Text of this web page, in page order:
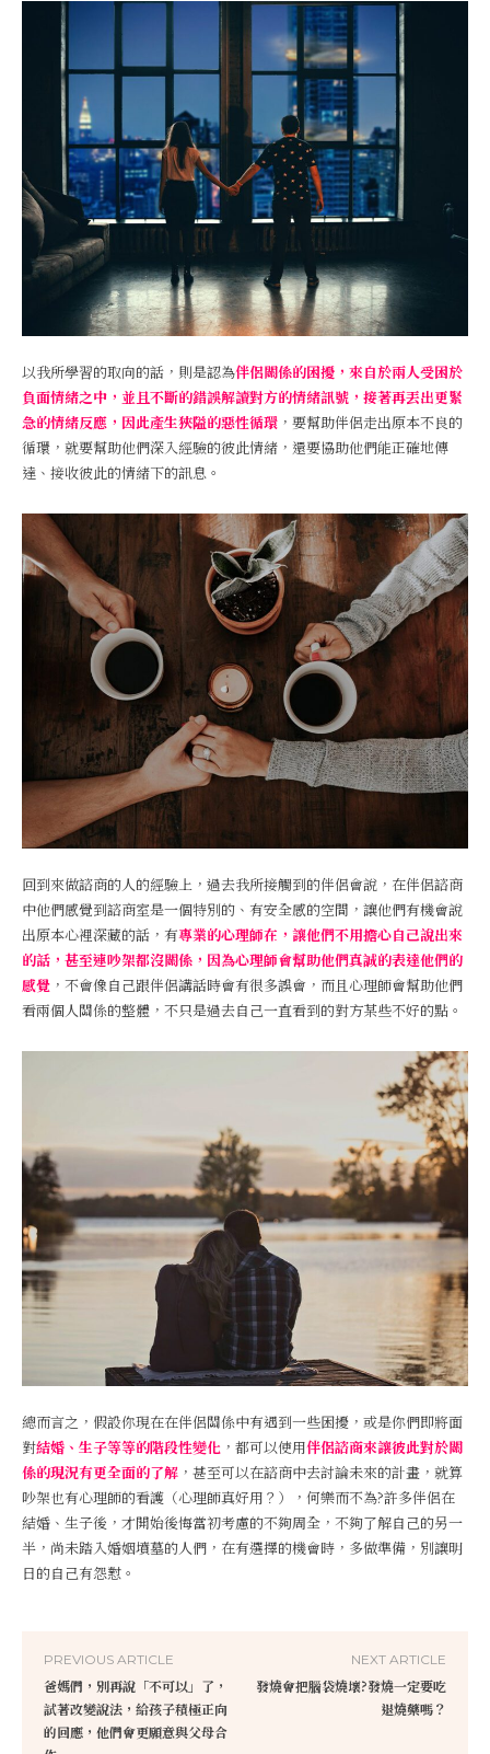
以我所學習的取向的話，則是認為伴侶關係的困擾，來自於兩人受困於
負面情緒之中，並且不斷的錯誤解讀對方的情緒訊號，接著再丟出更緊
急的情緒反應，因此產生狹隘的惡性循環 ，要幫助伴侶走出原本不良的
循環，就要幫助他們深入經驗的彼此情緒，還要協助他們能正確地傳
達、接收彼此的情緒下的訊息。
回到來做諮商的人的經驗上，過去我所接觸到的伴侶會說，在伴侶諮商
中他們感覺到諮商室是一個特別的、有安全感的空間，讓他們有機會說
出原本心裡深藏的話，有專業的心理師在，讓他們不用擔心自己說出來
的話，甚至連吵架都沒關係，因為心理師會幫助他們真誠的表達他們的
感覺 ，不會像自己跟伴侶講話時會有很多誤會，而且心理師會幫助他們
看兩個人關係的整體，不只是過去自己一直看到的對方某些不好的點。
總而言之，假設你現在在伴侶關係中有遇到一些困擾，或是你們即將面
對結婚、生子等等的階段性變化 ，都可以使用伴侶諮商來讓彼此對於關
係的現況有更全面的了解 ，甚至可以在諮商中去討論未來的計畫，就算
吵架也有心理師的看護（心理師真好用？），何樂而不為?許多伴侶在
結婚、生子後，才開始後悔當初考慮的不夠周全，不夠了解自己的另一
半，尚未踏入婚姻墳墓的人們，在有選擇的機會時，多做準備，別讓明
日的自己有怨懟。
PREVIOUS ARTICLE
爸媽們，別再說「不可以」了，
試著改變說法，給孩子積極正向
的回應，他們會更願意與父母合
NEXT ARTICLE
發燒會把腦袋燒壞?發燒一定要吃
退燒藥嗎？